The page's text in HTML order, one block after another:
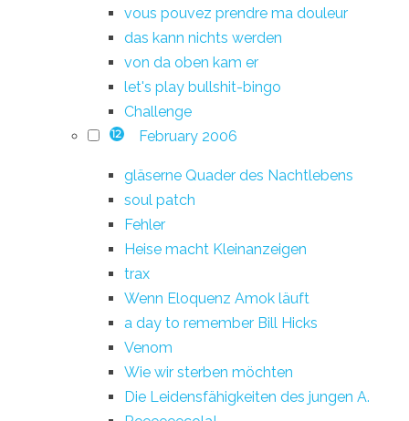
vous pouvez prendre ma douleur
das kann nichts werden
von da oben kam er
let's play bullshit-bingo
Challenge
12 February 2006
gläserne Quader des Nachtlebens
soul patch
Fehler
Heise macht Kleinanzeigen
trax
Wenn Eloquenz Amok läuft
a day to remember Bill Hicks
Venom
Wie wir sterben möchten
Die Leidensfähigkeiten des jungen A.